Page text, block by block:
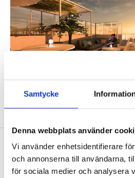
Samtycke
Denna webbplats använder
Vi använder enhetsidentifierare
och annonserna till användarna,
för sociala medier och analysera
Buzzard Point
Footer
Contact us
Welcome to Tengbom!